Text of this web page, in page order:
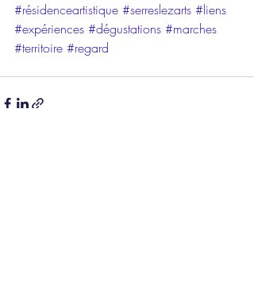
#résidenceartistique #serreslezarts #liens
#expériences #dégustations #marches
#territoire #regard